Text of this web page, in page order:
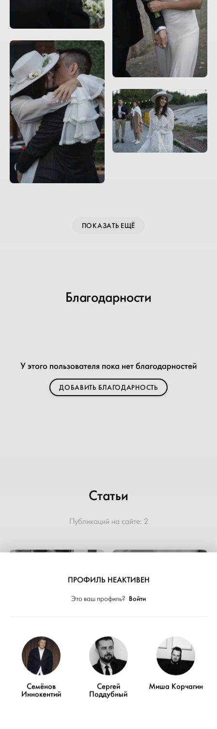
ПОКАЗАТЬ ЕЩЁ
Благодарности
У этого пользователя пока нет благодарностей
ДОБАВИТЬ БЛАГОДАРНОСТЬ
Статьи
Публикаций на сайте: 2
ПРОФИЛЬ НЕАКТИВЕН
Это ваш профиль? Войти
Семёнов
Иннокентий
Сергей
Поддубный
Миша Корчагин